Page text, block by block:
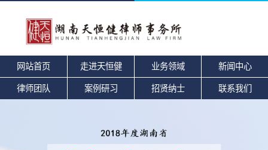
网站首页 走进天恒健 业务领域 新闻中心
律师团队 案例研习 招贤纳士 联系我们